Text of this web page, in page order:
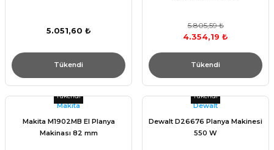
5.051,60 ₺
Tükendi
5.805,59 ₺
4.354,19 ₺
Tükendi
Tükendi
Makita
Makita M1902MB El Planya
Makinası 82 mm
Tükendi
Dewalt
Dewalt D26676 Planya Makinesi
550 W